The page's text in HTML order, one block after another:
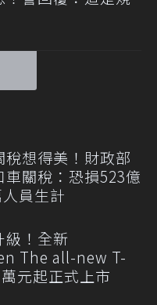
稅想得美！財政部
車關稅：恐損523億
員生計
級！全新
The all-new T-
元起正式上市